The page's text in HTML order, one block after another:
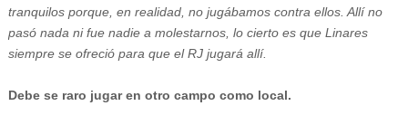
tranquilos porque, en realidad, no jugábamos contra ellos. Allí no
pasó nada ni fue nadie a molestarnos, lo cierto es que Linares
siempre se ofreció para que el RJ jugará allí.
Debe se raro jugar en otro campo como local.